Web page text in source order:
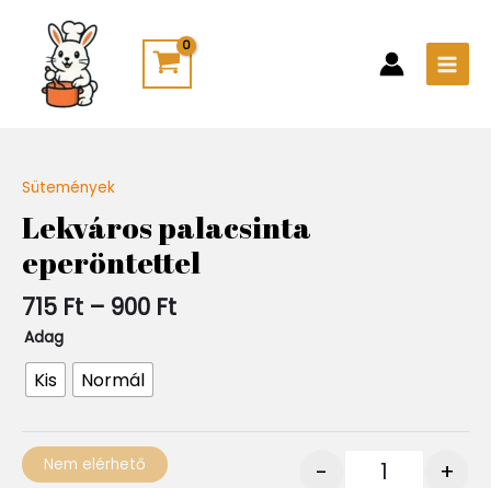
content
Sütemények
Lekváros palacsinta
eperöntettel
715 Ft – 900 Ft
715 Ft
-
900 Ft
Adag
Kis Normál
- +
Nem elérhető